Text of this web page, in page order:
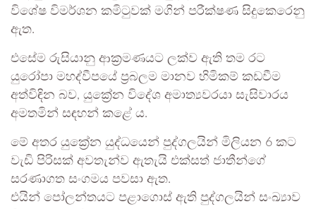
විශේෂ විමර්ශන කමිටුවක් මගින් පරීක්ෂණ සිදුකෙරෙනු
ඇත.
එසේම රුසියානු ආක්‍රමණයට ලක්ව ඇති තම රට
යුරෝපා මහද්වීපයේ ප්‍රබලම මානව හිමිකම් කඩවීම
අත්විඳින බව, යුක්‍රේන විදේශ අමාත්‍යවරයා සැසිවාරය
අමතමින් සඳහන් කළේ ය.
මේ අතර යුක්‍රේන යුද්ධයෙන් පුද්ගලයින් මිලියන 6 කට
වැඩි පිරිසක් අවතැන්ව ඇතැයි එක්සත් ජාතීන්ගේ
සරණාගත සංගමය පවසා ඇත.
එයින් පෝලන්තයට පළාගොස් ඇති පුද්ගලයින් සංඛ්‍යාව